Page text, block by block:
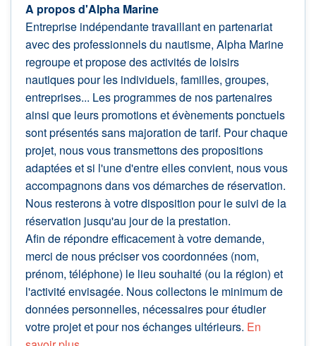
A propos d'Alpha Marine
Entreprise indépendante travaillant en partenariat
avec des professionnels du nautisme, Alpha Marine
regroupe et propose des activités de loisirs
nautiques pour les individuels, familles, groupes,
entreprises... Les programmes de nos partenaires
ainsi que leurs promotions et évènements ponctuels
sont présentés sans majoration de tarif. Pour chaque
projet, nous vous transmettons des propositions
adaptées et si l'une d'entre elles convient, nous vous
accompagnons dans vos démarches de réservation.
Nous resterons à votre disposition pour le suivi de la
réservation jusqu'au jour de la prestation.
Afin de répondre efficacement à votre demande,
merci de nous préciser vos coordonnées (nom,
prénom, téléphone) le lieu souhaité (ou la région) et
l'activité envisagée. Nous collectons le minimum de
données personnelles, nécessaires pour étudier
votre projet et pour nos échanges ultérieurs. En